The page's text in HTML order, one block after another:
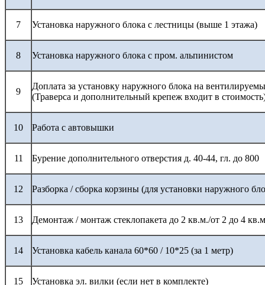
7 Установка наружного блока с лестницы (выше 1 этажа)
8 Установка наружного блока с пром. альпинистом
9
Доплата за установку наружного блока на
(Траверса и дополнительный крепеж входит в
10 Работа с автовышки
11 Бурение дополнительного отверстия д. 40-44, гл. до 800
12 Разборка / сборка корзины (для установки наружного
13 Демонтаж / монтаж стеклопакета до 2 кв.м./от 2 до 4
14 Установка кабель канала 60*60 / 10*25 (за 1 метр)
15 Установка эл. вилки (если нет в комплекте)